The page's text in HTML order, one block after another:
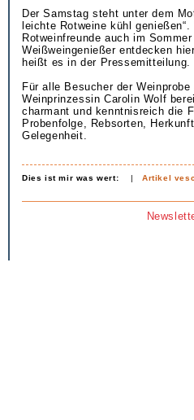
Der Samstag steht unter dem
leichte Rotweine kühl
Rotweinfreunde auch im
Weißweingenießer entdecken
heißt es in der Pressemitteilung.
Für alle Besucher der
Weinprinzessin Carolin Wolf
charmant und kenntnisreich die
Probenfolge, Rebsorten,
Gelegenheit.
Dies ist mir was wert: |Artikel